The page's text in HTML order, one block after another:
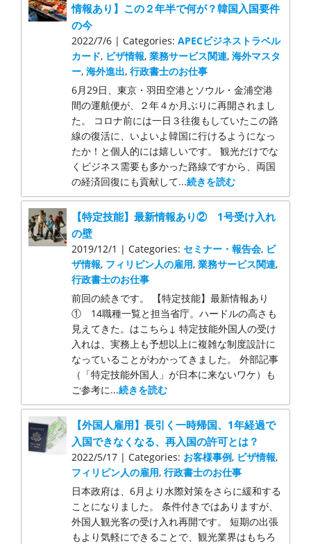
情報あり】この２年半で何が？韓国入国要件
の今
2022/7/6 | Categories:APECビジネストラベル
カード, ビザ情報,業務サービス関連,海外マスタ
ー,海外進出,行政書士のお仕事
6月29日、東京・羽田空港とソウル・金浦空港
間の運航便が、２年４か月ぶりに再開されまし
た。 コロナ前には一日３往復もしていたこの路
線の復活に、いよいよ韓国に行けるようになっ
たか！と個人的には嬉しいです。 観光だけでな
くビジネス需要も多かった路線ですから、両国
の経済回復にも貢献して...続きを読む
【特定技能】最新情報あり② 1号受け入れ
の壁
2019/12/1 | Categories:セミナー・報告会, ビ
ザ情報, フィリピン人の雇用,業務サービス関連,
行政書士のお仕事
前回の続きです。 【特定技能】最新情報あり
① 14職種一覧と担当省庁。ハードルの高さも
見えてきた。はこちら↓ 特定技能外国人の受け
入れは、実務上も予想以上に複雑な制度設計に
なっていることがわかってきました。 外部記事
（「特定技能外国人」が日本に来ないワケ）も
ご参考に...続きを読む
【外国人雇用】長引く一時帰国、1年経過で
入国できなくなる、再入国の許可とは？
2022/5/17 | Categories: お客様事例, ビザ情報,
フィリピン人の雇用,行政書士のお仕事
日本政府は、6月より水際対策をさらに緩和する
ことになりました。 条件付きではありますが、
外国人観光客の受け入れ再開です。 短期の出張
もより気軽にできることで、観光業界はもちろ